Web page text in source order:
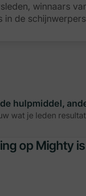
winnaars
in de
hulpmiddel,
wat je leden
op Mighty is